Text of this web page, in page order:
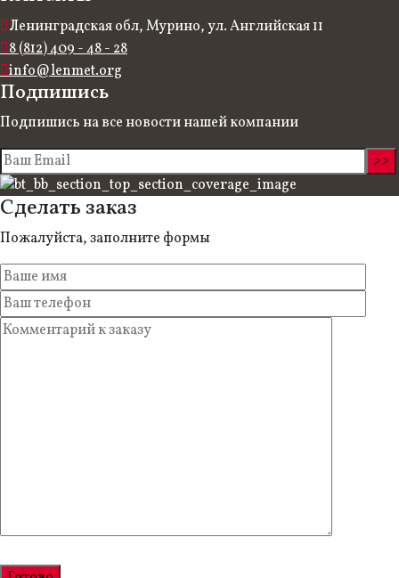
Ленинградская обл, Мурино, ул. Английская 11
8 (812) 409 - 48 - 28
info@lenmet.org
Подпишись
Подпишись на все новости нашей компании
Сделать заказ
Пожалуйста, заполните формы